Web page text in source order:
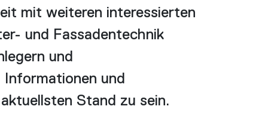
mit weiteren interessierten
und Fassadentechnik
und
und
Stand zu sein.